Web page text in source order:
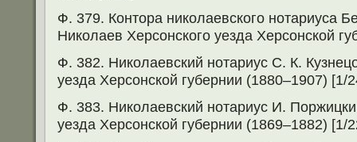
Ф. 379. Контора николаевского нотариуса
Николаев Херсонского уезда Херсонской
Ф. 382. Николаевский нотариус С. К.
уезда Херсонской губернии (1880–1907) [1/
Ф. 383. Николаевский нотариус И.
уезда Херсонской губернии (1869–1882) [1/